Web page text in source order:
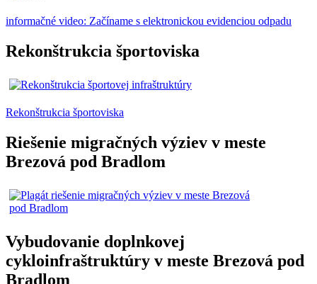
informačné video: Začíname s elektronickou evidenciou odpadu
Rekonštrukcia športoviska
Rekonštrukcia športoviska
Riešenie migračných výziev v meste
Brezová pod Bradlom
Vybudovanie doplnkovej
cykloinfraštruktúry v meste Brezová pod
Bradlom